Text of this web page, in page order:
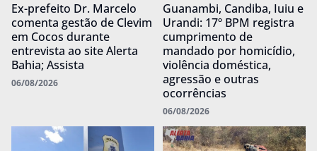
Ex-prefeito Dr. Marcelo
comenta gestão de Clevim
em Cocos durante
entrevista ao site Alerta
Bahia; Assista
06/08/2026
Guanambi, Candiba, Iuiu e
Urandi: 17º BPM registra
cumprimento de
mandado por homicídio,
violência doméstica,
agressão e outras
ocorrências
06/08/2026